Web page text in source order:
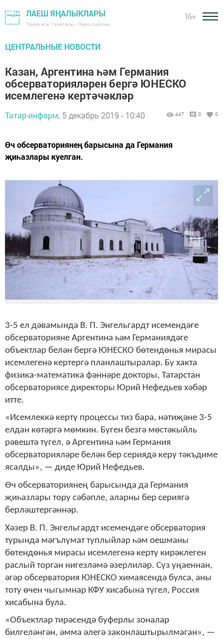
ЛАЕШ ЯҢАЛЫКЛАРЫ
"Кама ягы" газетасы - Лаеш районы
16+
ЦЕНТРАЛЬНЫЕ НОВОСТИ
Казан, Аргентина һәм Германия
обсерваторияләрен бергә ЮНЕСКО
исемлегенә кертәчәкләр
Татар-информ, 5 декабрь 2019 - 10:40 447 0 0
Өч обсерваториянең барысына да Германия
җиһазлары куелган.
3-5 ел дәвамында В. П. Энгельгардт исемендәге
обсерваторияне Аргентина һәм Германиядәге
объектлар белән бергә ЮНЕСКО бөтендөнья мирасы
исемлегенә кертергә планлаштыралар. Бу хакта
физика-математика фәннәре докторы, Татарстан
обсерваториясе директоры Юрий Нефедьев хәбәр
итте.
«Исемлеккә кертү процессы тиз бара, нәтиҗәне 3-5
елдан көтәргә мөмкин. Бүген безгә мөстәкыйль
рәвештә түгел, ә Аргентина һәм Германия
обсерваторияләре белән бер сериядә керү тәкъдиме
ясалды», — диде Юрий Нефедьев.
Өч обсерваториянең барысында да Германия
җиһазлары тору сәбәпле, аларны бер сериягә
берләштергәннәр.
Хәзер В. П. Энгельгардт исемендәге обсерватория
турында мәгълүмат туплыйлар һәм оешманы
бөтендөнья мирасы исемлегенә кертү кирәклеген
раслый торган нигезләмә әзерлиләр. Сүз уңаеннан,
әгәр обсерватория ЮНЕСКО химаясендә булса, аны
тоту өчен чыгымнар КФУ хисабына түгел, Россия
хисабына була.
«Объектлар тирәсендә буферлы зоналар
билгеләнгән, әмма әлегә законлаштырылмаган», —